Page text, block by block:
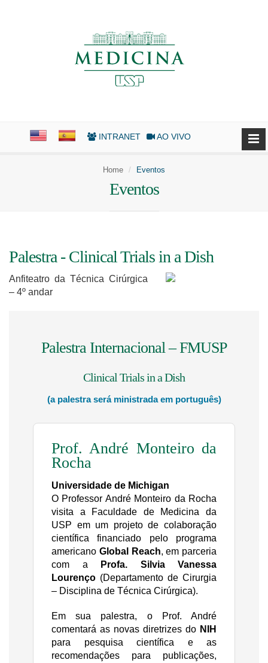
INTRANET AO VIVO
Home Eventos
Eventos
Palestra - Clinical Trials in a Dish
Anfiteatro da Técnica Cirúrgica
– 4º andar
Palestra Internacional – FMUSP
Clinical Trials in a Dish
(a palestra será ministrada em português)
Prof. André Monteiro da
Rocha
Universidade de Michigan
O Professor André Monteiro da Rocha
visita a Faculdade de Medicina da
USP em um projeto de colaboração
científica financiado pelo programa
americano Global Reach, em parceria
com a
Profa. Silvia Vanessa
Lourenço (Departamento de Cirurgia
– Disciplina de Técnica Cirúrgica).
Em sua palestra, o Prof. André
comentará as novas diretrizes do NIH
para pesquisa científica e as
recomendações para publicações,